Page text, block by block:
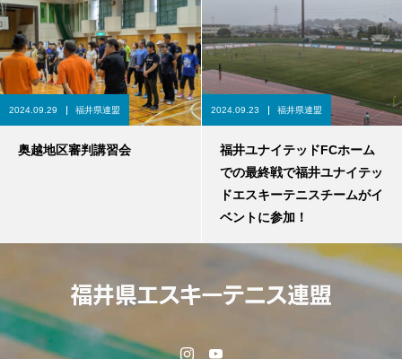
2024.09.29 福井県連盟
奥越地区審判講習会
2024.09.23 福井県連盟
福井ユナイテッドFCホーム
での最終戦で福井ユナイテッ
ドエスキーテニスチームがイ
ベントに参加！